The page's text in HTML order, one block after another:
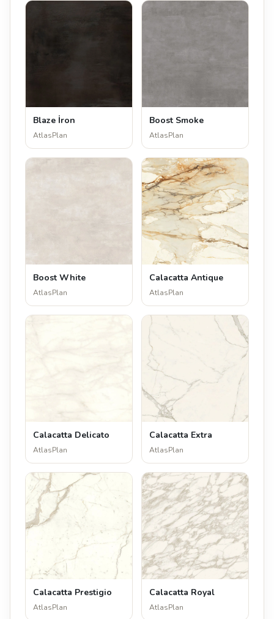
Blaze İron
AtlasPlan
Boost Smoke
AtlasPlan
Boost White
AtlasPlan
Calacatta Antique
AtlasPlan
Calacatta Delicato
AtlasPlan
Calacatta Extra
AtlasPlan
Calacatta Prestigio
AtlasPlan
Calacatta Royal
AtlasPlan